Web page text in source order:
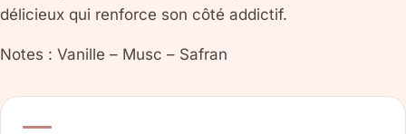
délicieux qui renforce son côté addictif.
Notes : Vanille – Musc – Safran